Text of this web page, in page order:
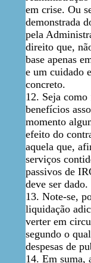
em crise. Ou
demonstrada
pela
direito que,
base apenas
e um cuidado
concreto.
12. Seja
benefícios
momento
efeito do
aquela que,
serviços
passivos de
deve ser dado.
13. Note-se,
liquidação
verter em
segundo o
despesas de
14. Em suma,